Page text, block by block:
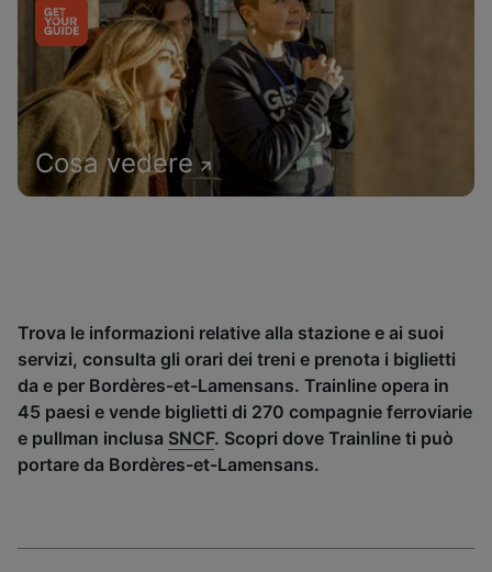
Cosa vedere
Trova le informazioni relative alla stazione e ai suoi
servizi, consulta gli orari dei treni e prenota i biglietti
da e per Bordères-et-Lamensans. Trainline opera in
45 paesi e vende biglietti di 270 compagnie ferroviarie
e pullman inclusa SNCF. Scopri dove Trainline ti può
portare da Bordères-et-Lamensans.